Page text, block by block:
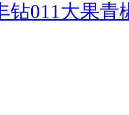
钻011大果青